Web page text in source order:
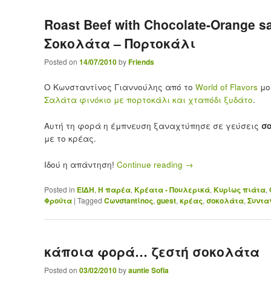
Roast Beef with Chocolate-Orange
Σοκολάτα – Πορτοκάλι
Posted on 14/07/2010byFriends
Ο Κωνσταντίνος Γιαννούλης από το World of Flavors
Σαλάτα φινόκιο με πορτοκάλι και χταπόδι ξυδάτο.
Αυτή τη φορά η έμπνευση ξαναχτύπησε σε γεύσεις
με το κρέας.
Ιδού η απάντηση! Continue reading →
Posted in ΕΙΔΗ, Η παρέα, Κρέατα - Πουλερικά, Κυρίως πιάτα,
Φρούτα | Tagged Cωνσtantίnoς, guest, κρέας, σοκολάτα,
κάποια φορά… ζεστή σοκολάτα
Posted on 03/02/2010byauntie Sofia